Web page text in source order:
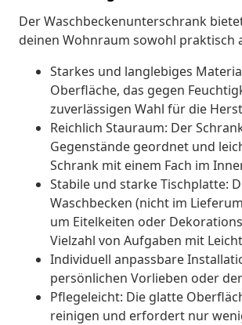
Der Waschbeckenunterschrank
deinen Wohnraum sowohl praktisch
Starkes und langlebiges
Oberfläche, das gegen
zuverlässigen Wahl für die
Reichlich Stauraum: Der
Gegenstände geordnet und
Schrank mit einem Fach im
Stabile und starke Tischplatte:
Waschbecken (nicht im
um Eitelkeiten oder
Vielzahl von Aufgaben mit
Individuell anpassbare
persönlichen Vorlieben oder
Pflegeleicht: Die glatte
reinigen und erfordert nur